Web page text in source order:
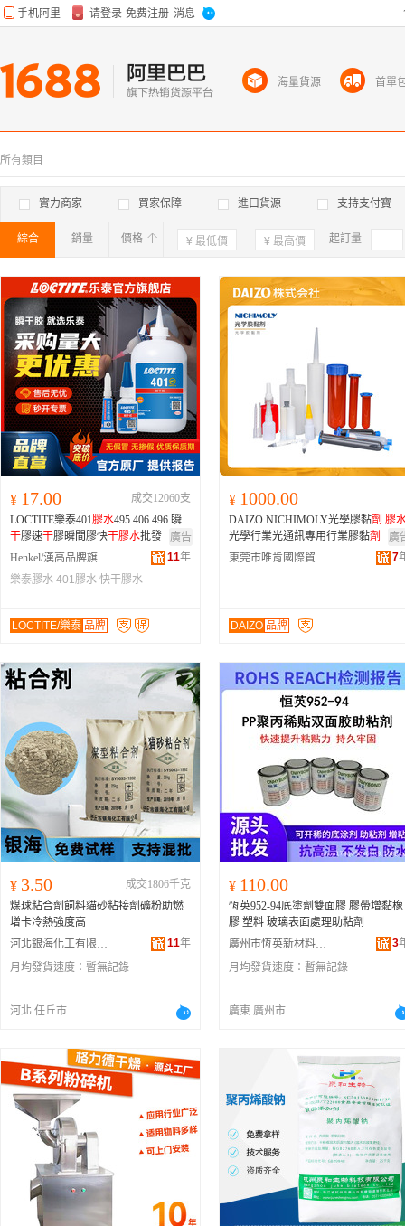
所有類目
實力商家 買家保障 進口貨源 支持支付寶
綜合 銷量 價格 確定 起訂量
¥ 17.00
成交12060支
LOCTITE樂泰401膠水495 406 496 瞬
干膠速干膠瞬間膠快干膠水批發
廣告
Henkel/漢高品牌旗艦店
11年
樂泰膠水 401膠水 快干膠水
LOCTITE/樂泰 品牌
¥ 1000.00
DAIZO NICHIMOLY光學膠黏劑 膠
光學行業光通訊專用行業膠黏劑
廣
東莞市唯肯國際貿易有限公司
7
DAIZO 品牌
¥ 3.50
成交1806千克
煤球粘合劑飼料貓砂粘接劑礦粉助燃
增卡冷熱強度高
河北銀海化工有限公司
11年
月均發貨速度： 暫無記錄
河北 任丘市
¥ 110.00
恆英952-94底塗劑雙面膠 膠帶增黏橡
膠 塑料 玻璃表面處理助粘劑
廣州市恆英新材料有限公司
3
月均發貨速度： 暫無記錄
廣東 廣州市
海量貨源 首單